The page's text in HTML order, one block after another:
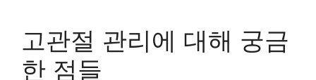
고관절 관리에 대해 궁금
한 점들